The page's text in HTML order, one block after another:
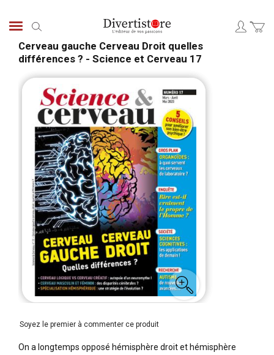
Cerveau gauche Cerveau Droit quelles
différences ? - Science et Cerveau 17
Passer
à
galerie
d’images
Soyez le premier à commenter ce produit
On a longtemps opposé hémisphère droit et hémisphère